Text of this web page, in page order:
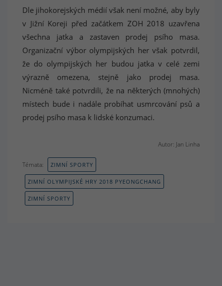
Dle jihokorejských médií však není možné, aby byly
v Jižní Koreji před začátkem ZOH 2018 uzavřena
všechna jatka a zastaven prodej psího masa.
Organizační výbor olympijských her však potvrdil,
že do olympijských her budou jatka v celé zemi
výrazně omezena, stejně jako prodej masa.
Nicméně také potvrdili, že na některých (mnohých)
místech bude i nadále probíhat usmrcování psů a
prodej psího masa k lidské konzumaci.
Autor: Jan Linha
Témata: ZIMNÍ SPORTY
ZIMNÍ OLYMPIJSKÉ HRY 2018 PYEONGCHANG
ZIMNÍ SPORTY